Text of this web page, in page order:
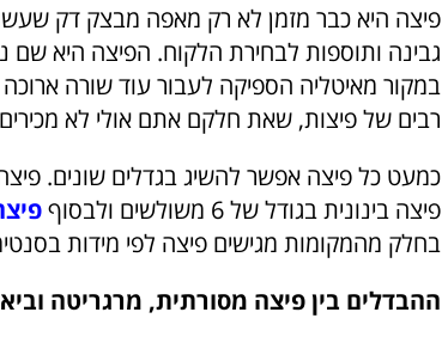
פיצה היא כבר מזמן לא רק מאפה מבצק דק
גבינה ותוספות לבחירת הלקוח. הפיצה היא שם
במקור מאיטליה הספיקה לעבור עוד שורה ארוכה
רבים של פיצות, שאת חלקם אתם אולי לא
פיצה בינונית בגודל של 6 משולשים ולבסוף
בחלק מהמקומות מגישים פיצה לפי מידות
ההבדלים בין פיצה מסורתית, מרגריטה